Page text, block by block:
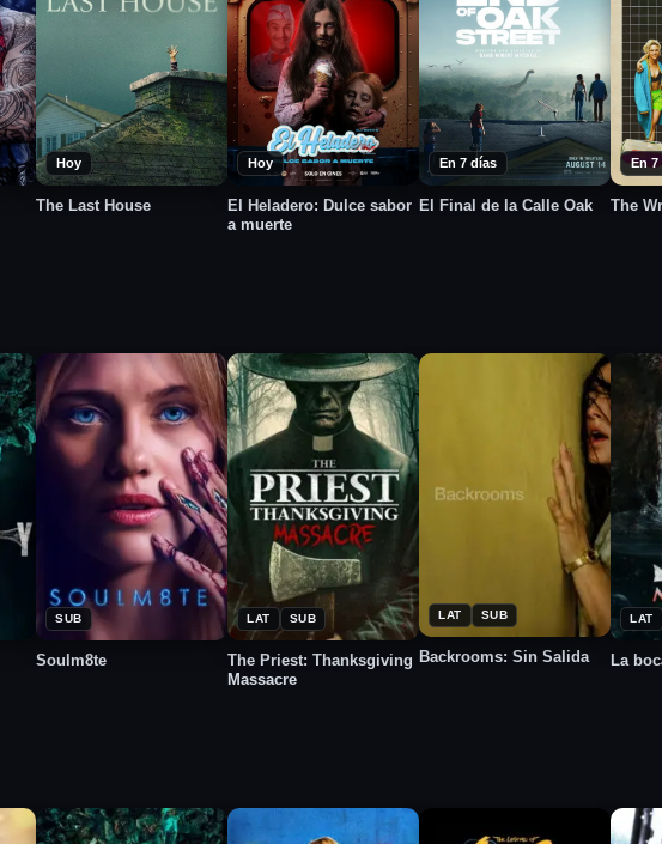
Hoy
The Last House
Hoy
El Heladero: Dulce sabor
a muerte
En 7 días
El Final de la Calle Oak
En
The
SUB
5.8
2026
Soulm8te
LAT SUB
8.0
2025
The Priest: Thanksgiving
Massacre
LAT SUB
Backrooms: Sin Salida
LAT
★
6.2
La